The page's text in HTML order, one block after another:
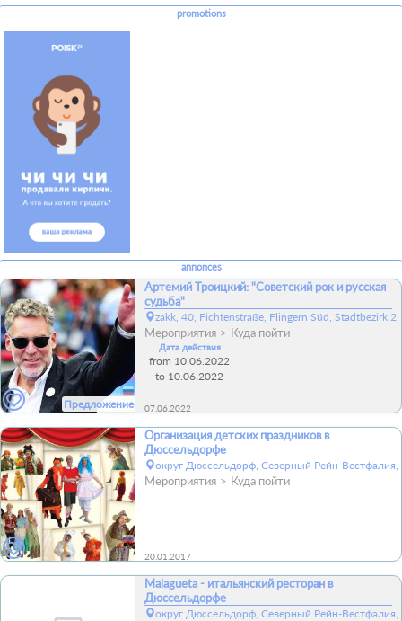
promotions
annonces
Предложение
Артемий Троицкий: "Советский рок и русская
судьба"
zakk, 40, Fichtenstraße, Flingern Süd, Stadtbezirk
Мероприятия Куда пойти
Дата действия
from 10.06.2022
to 10.06.2022
07.06.2022
Организация детских праздников в
Дюссельдорфе
округ Дюссельдорф, Северный Рейн-Вестфалия,
Мероприятия Куда пойти
20.01.2017
Malagueta - итальянский ресторан в
Дюссельдорфе
округ Дюссельдорф, Северный Рейн-Вестфалия,